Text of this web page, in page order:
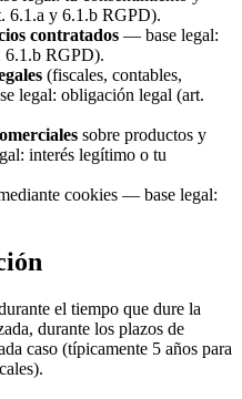
6.1.a y 6.1.b RGPD).
contratados — base legal:
6.1.b RGPD).
(fiscales, contables,
legal: obligación legal (art.
sobre productos y
interés legítimo o tu
cookies — base legal:
el tiempo que dure la
durante los plazos de
caso (típicamente 5 años para